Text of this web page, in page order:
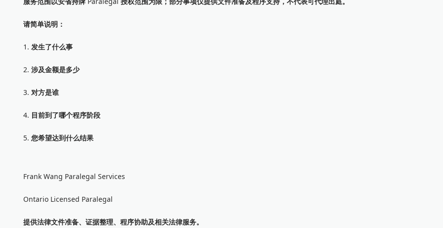
请简单说明：
1. 发生了什么事
2. 涉及金额是多少
3. 对方是谁
4. 目前到了哪个程序阶段
5. 您希望达到什么结果
Frank Wang Paralegal Services
Ontario Licensed Paralegal
提供法律文件准备、证据整理、程序协助及相关法律服务。